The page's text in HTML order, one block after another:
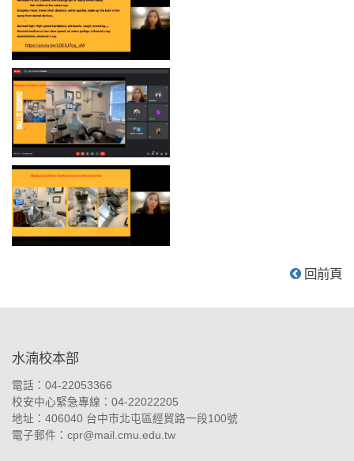
回前頁
水湳校本部
電話：04-22053366
校安中心緊急專線：04-22022205
地址： 406040 台中市北屯區經貿路一段100號
電子郵件： cpr@mail.cmu.edu.tw